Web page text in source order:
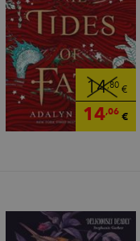
14,80€
14,06€